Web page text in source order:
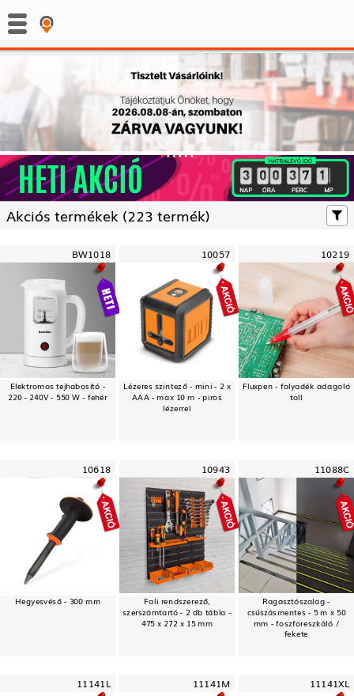
: :
Akciós termékek (223 termék)
BW1018
Elektromos tejhabosító -
220 - 240V - 550 W - fehér
10057
Lézeres szintező - mini - 2 x
AAA - max 10 m - piros
lézerrel
10219
Fluxpen - folyadék adagoló
toll
10618
Hegyesvéső - 300 mm
10943
Fali rendszerező,
szerszámtartó - 2 db tábla -
475 x 272 x 15 mm
11088C
Ragasztószalag -
csúszásmentes - 5 m x 50
mm - foszforeszkáló /
fekete
11141L 11141M 11141XL